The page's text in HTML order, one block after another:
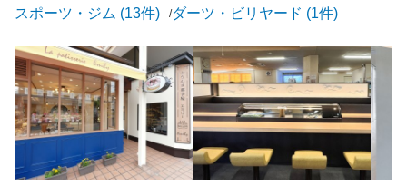
スポーツ・ジム (13件)
ダーツ・ビリヤード (1件)